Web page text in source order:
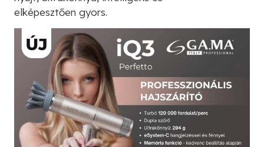
elképesztően gyors.